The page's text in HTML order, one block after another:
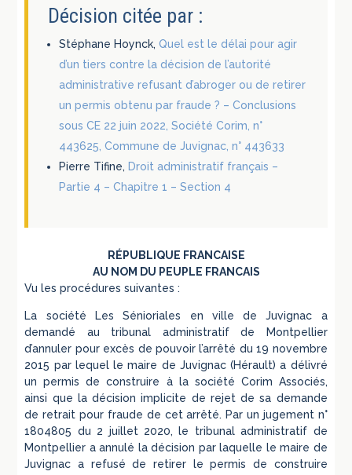
Décision citée par :
Stéphane Hoynck,Quel est le délai pour agir
d’un tiers contre la décision de l’autorité
administrative refusant d’abroger ou de retirer
un permis obtenu par fraude ? – Conclusions
sous CE 22 juin 2022, Société Corim, n°
443625, Commune de Juvignac, n° 443633
Pierre Tifine, Droit administratif français –
Partie 4 – Chapitre 1 – Section 4
RÉPUBLIQUE FRANCAISE
AU NOM DU PEUPLE FRANCAIS
Vu les procédures suivantes :
La société Les Sénioriales en ville de Juvignac a
demandé au tribunal administratif de Montpellier
d’annuler pour excès de pouvoir l’arrêté du 19 novembre
2015 par lequel le maire de Juvignac (Hérault) a délivré
un permis de construire à la société Corim Associés,
ainsi que la décision implicite de rejet de sa demande
de retrait pour fraude de cet arrêté. Par un jugement n°
1804805 du 2 juillet 2020, le tribunal administratif de
Montpellier a annulé la décision par laquelle le maire de
Juvignac a refusé de retirer le permis de construire